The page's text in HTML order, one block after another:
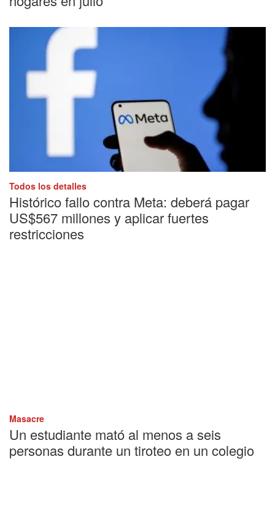
Todos los detalles
Histórico fallo contra Meta: deberá pagar
US$567 millones y aplicar fuertes
restricciones
Masacre
Un estudiante mató al menos a seis
personas durante un tiroteo en un colegio